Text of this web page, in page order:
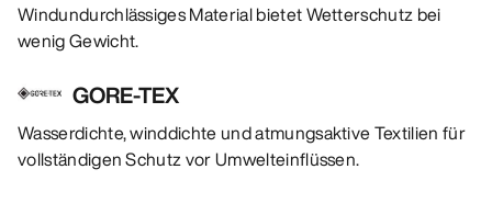
Windundurchlässiges Material bietet Wetterschutz bei
wenig Gewicht.
GORE-TEX
Wasserdichte, winddichte und atmungsaktive Textilien für
vollständigen Schutz vor Umwelteinflüssen.